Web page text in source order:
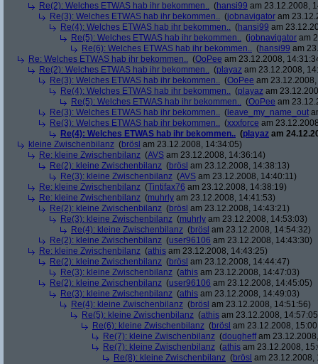
Re(2): Welches ETWAS hab ihr bekommen.. (hansi99 am 23.12.2008,
Re(3): Welches ETWAS hab ihr bekommen.. (jobnavigator am
Re(4): Welches ETWAS hab ihr bekommen.. (hansi99 am
Re(5): Welches ETWAS hab ihr bekommen.. (jobnavigator am
Re(6): Welches ETWAS hab ihr bekommen.. (hansi99 am
Re: Welches ETWAS hab ihr bekommen.. (OoPee am 23.12.2008,
Re(2): Welches ETWAS hab ihr bekommen.. (playaz am 23.12.2008,
Re(3): Welches ETWAS hab ihr bekommen.. (OoPee am
Re(4): Welches ETWAS hab ihr bekommen.. (playaz am
Re(5): Welches ETWAS hab ihr bekommen.. (OoPee am
Re(3): Welches ETWAS hab ihr bekommen.. ( leave_my_name_out
Re(3): Welches ETWAS hab ihr bekommen.. (xxxforce am
Re(4): Welches ETWAS hab ihr bekommen.. (playaz am
kleine Zwischenbilanz (brösl am 23.12.2008, 14:34:05)
Re: kleine Zwischenbilanz (AVS am 23.12.2008, 14:36:14)
Re(2): kleine Zwischenbilanz (brösl am 23.12.2008, 14:38:13)
Re(3): kleine Zwischenbilanz (AVS am 23.12.2008, 14:40:11)
Re: kleine Zwischenbilanz (Tintifax76 am 23.12.2008, 14:38:19)
Re: kleine Zwischenbilanz (muhrly am 23.12.2008, 14:41:53)
Re(2): kleine Zwischenbilanz (brösl am 23.12.2008, 14:43:21)
Re(3): kleine Zwischenbilanz (muhrly am 23.12.2008, 14:53:03)
Re(4): kleine Zwischenbilanz (brösl am 23.12.2008, 14:54:32)
Re(2): kleine Zwischenbilanz (user96106 am 23.12.2008, 14:43:30)
Re: kleine Zwischenbilanz (athis am 23.12.2008, 14:43:25)
Re(2): kleine Zwischenbilanz (brösl am 23.12.2008, 14:44:47)
Re(3): kleine Zwischenbilanz (athis am 23.12.2008, 14:47:03)
Re(2): kleine Zwischenbilanz (user96106 am 23.12.2008, 14:45:05)
Re(3): kleine Zwischenbilanz (athis am 23.12.2008, 14:49:03)
Re(4): kleine Zwischenbilanz (brösl am 23.12.2008, 14:51:56)
Re(5): kleine Zwischenbilanz (athis am 23.12.2008,
Re(6): kleine Zwischenbilanz (brösl am 23.12.2008,
Re(7): kleine Zwischenbilanz (dougheffam
Re(7): kleine Zwischenbilanz (athis am 23.12.2008,
Re(8): kleine Zwischenbilanz (brösl am 23.12.2008,